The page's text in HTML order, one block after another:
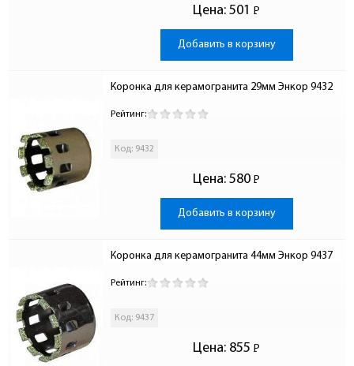
Цена: 501 Р
-
Добавить в корзину
Коронка для керамогранита 29мм Энкор 9432
Рейтинг:
Код: 9432
Цена: 580 Р
-
Добавить в корзину
Коронка для керамогранита 44мм Энкор 9437
Рейтинг:
Код: 9437
Цена: 855 Р
-